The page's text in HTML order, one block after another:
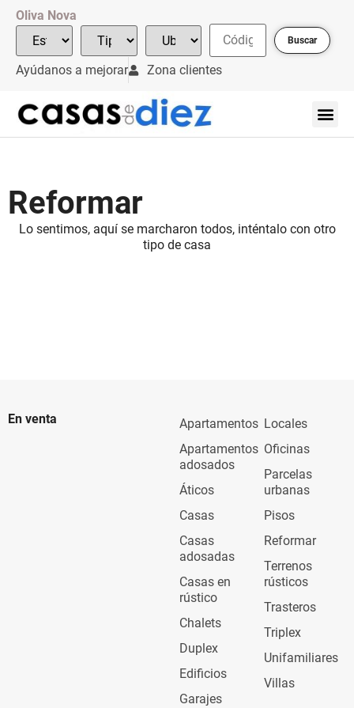
Oliva Nova
Buscar
Ayúdanos a mejorar Zona clientes
Reformar
Lo sentimos, aquí se marcharon todos, inténtalo con otro
tipo de casa
En venta
Apartamentos
Apartamentos
adosados
Áticos
Casas
Casas
adosadas
Casas en
rústico
Chalets
Duplex
Edificios
Garajes
Locales
Oficinas
Parcelas
urbanas
Pisos
Reformar
Terrenos
rústicos
Trasteros
Triplex
Unifamiliares
Villas